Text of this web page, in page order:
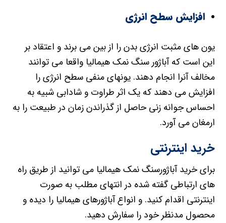
افزایش سطح انرژی
یون های مثبت انرژی بدن را از بین می برند و اعتقاد بر
این است که آباژور سنگ نمک هیمالیا واقعا می توانند
مخالف آنرا انجام دهند. یونهای منفی سطح انرژی را
افزایش می دهند که یک اثر طراوت و شادابی شبیه به
احساس جوانه زنی حاصل از گذراندن زمان در طبیعت را به
ارمغان می آورد.
خرید اینترنتی
برای خرید آباژورسنگ نمک هیمالیا می توانید از طریق راه
های ارتباطی گفته شده در انتهای مطلب به صورت
اینترنتی اقدام کنید. و انواع آباژورهای هیمالیا را دیده و
محصول مدنظر خود را سفارش دهید.